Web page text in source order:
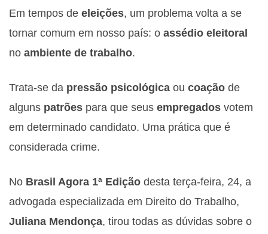
Em tempos de eleições, um problema volta a se
tornar comum em nosso país: o assédio eleitoral
no ambiente de trabalho.
Trata-se da pressão psicológica ou coação de
alguns patrões para que seus empregados votem
em determinado candidato. Uma prática que é
considerada crime.
No Brasil Agora 1ª Edição desta terça-feira, 24, a
advogada especializada em Direito do Trabalho,
Juliana Mendonça, tirou todas as dúvidas sobre o